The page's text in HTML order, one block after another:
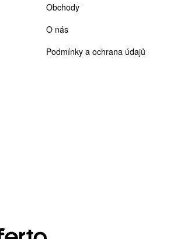
Obchody
O nás
Podmínky a ochrana údajů